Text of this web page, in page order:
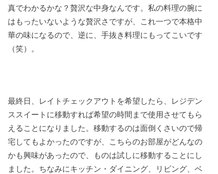
真でわかるかな？贅沢な中身なんです。私の料理の腕に
はもったいないような贅沢さですが、これ一つで本格中
華の味になるので、逆に、手抜き料理にもってこいです
（笑）。
最終日、レイトチェックアウトを希望したら、レジデン
ススイートに移動すれば希望の時間まで使用させてもら
えることになりました。移動するのは面倒くさいので帰
宅してもよかったのですが、こちらのお部屋がどんなの
かも興味があったので、ものは試しに移動することにし
ました。ちなみにキッチン・ダイニング、リビング、ベ